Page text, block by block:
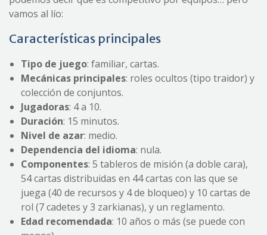
vamos al lío:
Características principales
Tipo de juego: familiar, cartas.
Mecánicas principales: roles ocultos (tipo traidor) y
colección de conjuntos.
Jugadoras: 4 a 10.
Duración: 15 minutos.
Nivel de azar: medio.
Dependencia del idioma: nula.
Componentes: 5 tableros de misión (a doble cara),
54 cartas distribuidas en 44 cartas con las que se
juega (40 de recursos y 4 de bloqueo) y 10 cartas de
rol (7 cadetes y 3 zarkianas), y un reglamento.
Edad recomendada: 10 años o más (se puede con